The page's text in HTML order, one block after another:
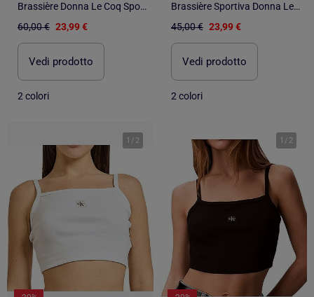
Brassière Donna Le Coq Sportif Training
60,00 € 23,99 €
Vedi prodotto
2 colori
Brassière Sportiva Donna Le Coq Sportif
45,00 € 23,99 €
Vedi prodotto
2 colori
1 / 2 1 / 2